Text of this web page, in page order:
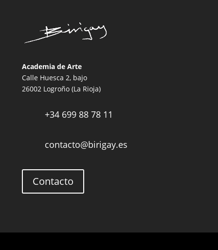
Academia de Arte
Calle Huesca 2, bajo
26002 Logroño (La Rioja)
+34 699 88 78 11
contacto@birigay.es
Contacto